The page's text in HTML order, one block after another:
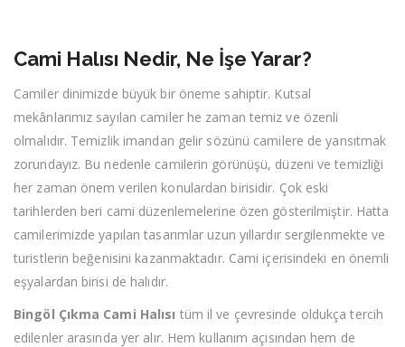
Cami Halısı Nedir, Ne İşe Yarar?
Camiler dinimizde büyük bir öneme sahiptir. Kutsal
mekânlarımız sayılan camiler he zaman temiz ve özenli
olmalıdır. Temizlik imandan gelir sözünü camilere de yansıtmak
zorundayız. Bu nedenle camilerin görünüşü, düzeni ve temizliği
her zaman önem verilen konulardan birisidir. Çok eski
tarihlerden beri cami düzenlemelerine özen gösterilmiştir. Hatta
camilerimizde yapılan tasarımlar uzun yıllardır sergilenmekte ve
turistlerin beğenisini kazanmaktadır. Cami içerisindeki en önemli
eşyalardan birisi de halıdır.
Bingöl Çıkma Cami Halısı tüm il ve çevresinde oldukça tercih
edilenler arasında yer alır. Hem kullanım açısından hem de